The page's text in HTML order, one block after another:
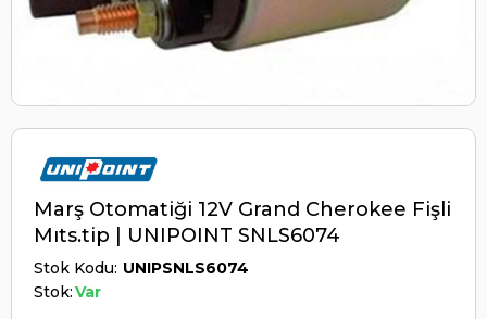
Marş Otomatiği 12V Grand Cherokee Fişli
Mıts.tip | UNIPOINT SNLS6074
Stok Kodu UNIPSNLS6074
Stok:Var